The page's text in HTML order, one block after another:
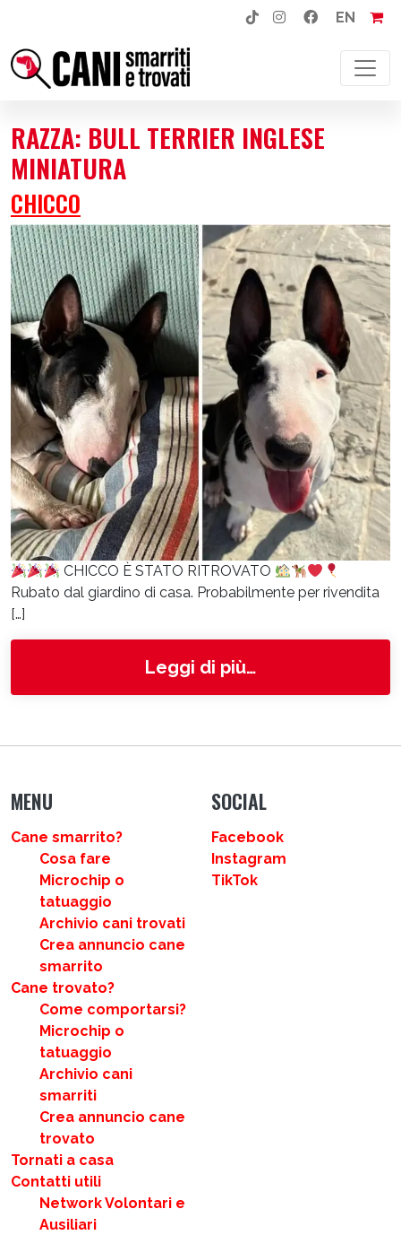
EN
NAVIGAZIONE PRINCIPALE
RAZZA: BULL TERRIER INGLESE
MINIATURA
CHICCO
CHICCO È STATO RITROVATO
Rubato dal giardino di casa. Probabilmente per rivendita
[…]
Leggi di più…from Chicco
MENU
Cane smarrito?
Cosa fare
Microchip o
tatuaggio
Archivio cani trovati
Crea annuncio cane
smarrito
Cane trovato?
Come comportarsi?
Microchip o
tatuaggio
Archivio cani
smarriti
Crea annuncio cane
trovato
Tornati a casa
Contatti utili
Network Volontari e
Ausiliari
SOCIAL
Facebook
Instagram
TikTok